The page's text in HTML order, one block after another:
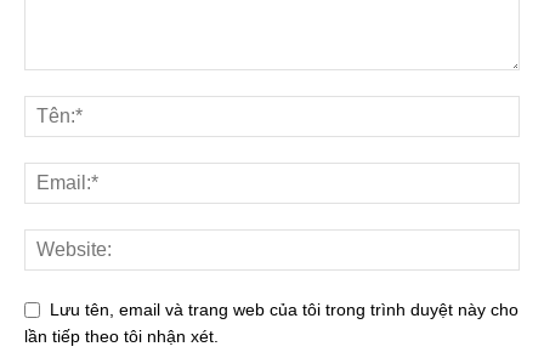
Lưu tên, email và trang web của tôi trong trình duyệt này cho
lần tiếp theo tôi nhận xét.